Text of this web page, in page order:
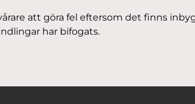
att göra fel eftersom det finns
har bifogats.